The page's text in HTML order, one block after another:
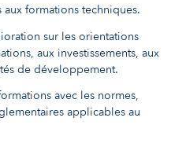
formations techniques.
sur les orientations
aux investissements, aux
de développement.
avec les normes,
applicables au